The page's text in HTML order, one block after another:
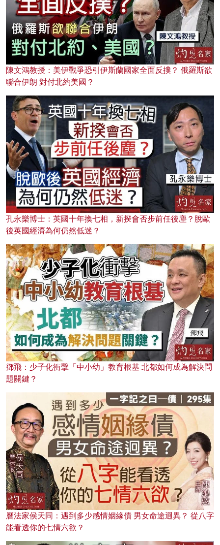
陳文鴻教授：美伊戰爭恐引伊斯蘭國家全面反撲？ 俄羅斯欲
聯合伊朗 對付北約美國？
孔永樂博士：英國十年換七相，新揆會否步前任後塵？脫歐
後英國經濟為何仍然低迷？
鄧飛：少子化衝擊「中小幼」教育根基 北都如何成為解決問
題關鍵？
曆法家侯天同：遇到多少感情姻緣債 男女命途迥異？ 從八字
能看透你的七情六欲？